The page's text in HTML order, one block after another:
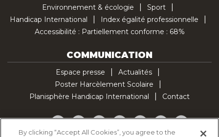
Environnement & écologie
Sport
Handicap International
Index égalité professionnelle
Accessibilité : Partiellement conforme : 68%
COMMUNICATION
Espace presse
Actualités
Poster Harcèlement Scolaire
Planisphère Handicap International
Contact
Facebook
TwitterYouTubePinterestInstagramLinkedInTikTok
By clicking “Accept All Cookies”, you agree to the